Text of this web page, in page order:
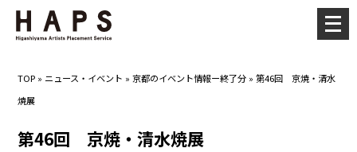
TOP » ニュース・イベント »京都のイベント情報ー終了分 »第46回 京焼・清水
焼展
第46回 京焼・清水焼展
メ
ニ
ー